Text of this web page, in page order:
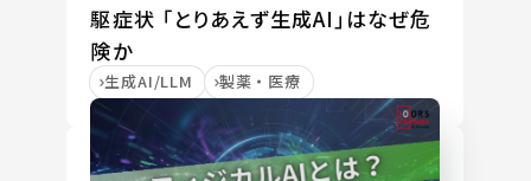
駆症状 「とりあえず生成AI」はなぜ危
険か
生成AI/LLM 製薬・医療